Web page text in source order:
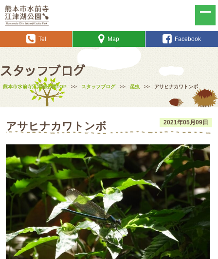
Tel Map Facebook
スタッフブログ
熊本市水前寺江津湖公園TOP >> スタッフブログ >> 昆虫 >> アサヒナカワトンボ
2021年05月09日
アサヒナカワトンボ